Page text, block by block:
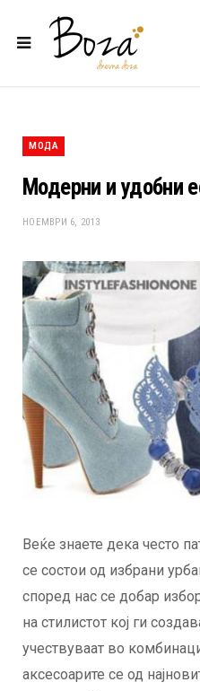
МОДА
Модерни и удобни
НОЕМВРИ 6, 2013
Веќе знаете дека често
се состои од избрани
според нас се добар
на стилистот кој ги
учествуваат во
аксесоарите се од